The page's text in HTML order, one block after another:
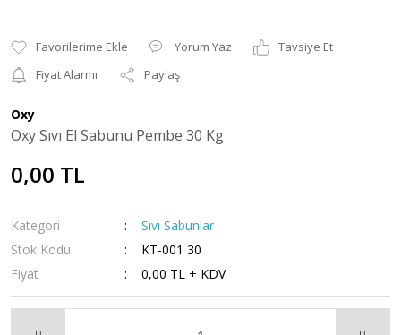
Yorum Yaz
Tavsiye Et
Fiyat Alarmı
Paylaş
Oxy
Oxy Sıvı El Sabunu Pembe 30 Kg
0,00 TL
Kategori
Sıvı Sabunlar
Stok Kodu
KT-001 30
Fiyat
0,00 TL + KDV